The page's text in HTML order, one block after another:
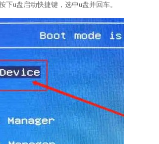
下u盘启动快捷键，选中u盘并回车。